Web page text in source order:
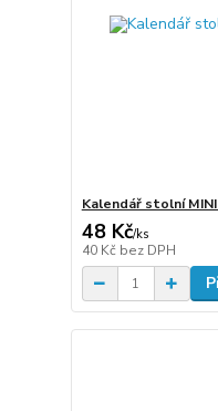
Kalendář stolní
48 Kč/ks
40 Kč bez DPH